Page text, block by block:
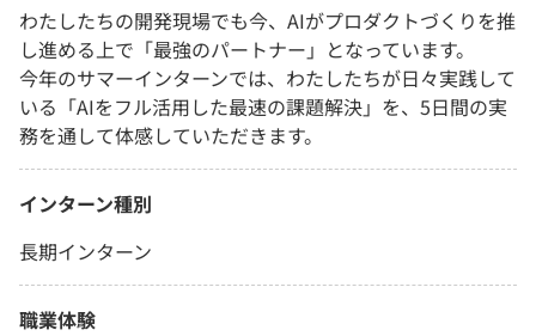
わたしたちの開発現場でも今、AIがプロダクトづくりを推
し進める上で「最強のパートナー」となっています。
今年のサマーインターンでは、わたしたちが日々実践して
いる「AIをフル活用した最速の課題解決」を、5日間の実
務を通して体感していただきます。
インターン種別
長期インターン
職業体験